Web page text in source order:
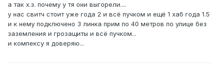
а так х.з. почему у тя они выгорели....
у нас свитч стоит уже года 2 и всё пучком и ещё 1 хаб года 1.5
и к нему подключено 3 линка прим по 40 метров по улице без
заземления и грозащиты и всё пучком...
и компексу я доверяю...